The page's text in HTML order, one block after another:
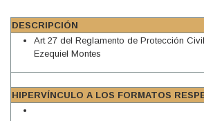
DESCRIPCIÓN
Art 27 del Reglamento de Protección
Ezequiel Montes
HIPERVÍNCULO A LOS FORMATOS